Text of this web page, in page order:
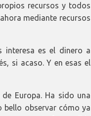
recursos y todos
mediante recursos
es el dinero a
si acaso. Y en esas el
Europa. Ha sido una
bello observar cómo ya